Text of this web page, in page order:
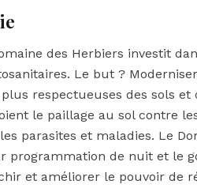
des Herbiers investit
Le but ?
respectueuses des sols et
le paillage au sol contre
parasites et maladies. Le
programmation de nuit et le
et améliorer le pouvoir de